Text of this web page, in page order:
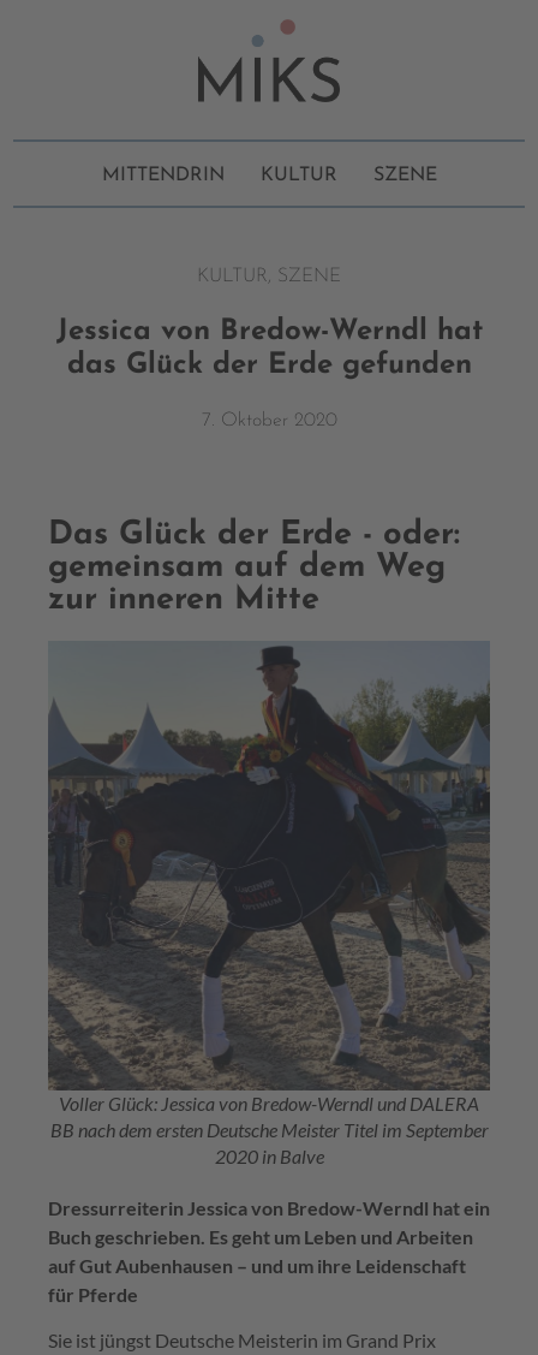
MITTENDRIN KULTUR SZENE
KULTUR, SZENE
Jessica von Bredow-Werndl hat
das Glück der Erde gefunden
7. Oktober 2020
Das Glück der Erde - oder:
gemeinsam auf dem Weg
zur inneren Mitte
Voller Glück: Jessica von Bredow-Werndl und DALERA
BB nach dem ersten Deutsche Meister Titel im September
2020 in Balve
Dressurreiterin Jessica von Bredow-Werndl hat ein
Buch geschrieben. Es geht um Leben und Arbeiten
auf Gut Aubenhausen – und um ihre Leidenschaft
für Pferde
Sie ist jüngst Deutsche Meisterin im Grand Prix